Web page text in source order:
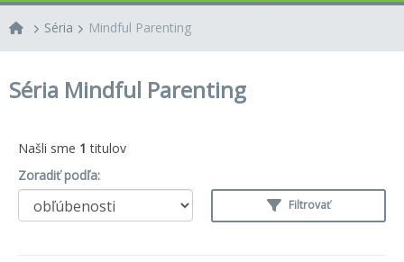
Séria Mindful Parenting
Séria Mindful Parenting
Našli sme 1 titulov
Zoradiť podľa:
Filtrovať